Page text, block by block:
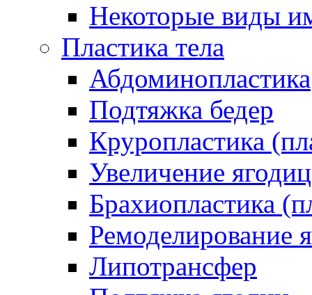
Некоторые виды
Пластика тела
Абдоминопластика
Подтяжка бедер
Круропластика
Увеличение
Брахиопластика
Ремоделирование
Липотрансфер